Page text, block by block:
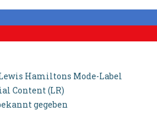
Hamiltons Mode-Label
Content (LR)
gegeben